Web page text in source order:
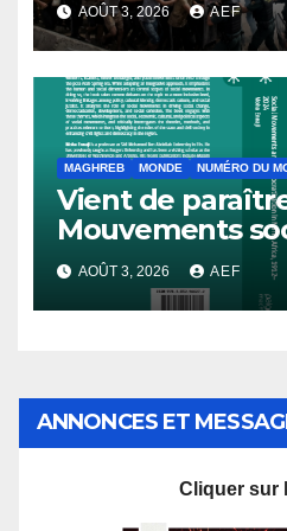
AOÛT 3, 2026 AEF
MAGHREB MONDE NUMÉRO DU
Vient de
Mouvements
du Nord, 1912-
AOÛT 3, 2026 AEF
ANNONCES ET
Cliquer sur